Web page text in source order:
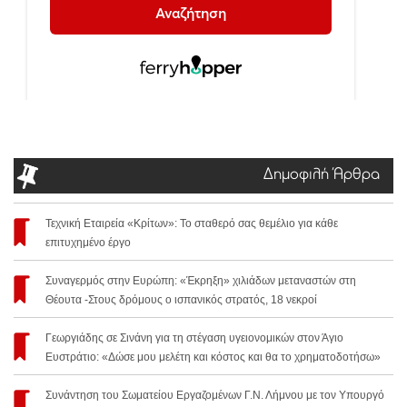
Δημοφιλή Άρθρα
Τεχνική Εταιρεία «Κρίτων»: Το σταθερό σας θεμέλιο για κάθε
επιτυχημένο έργο
Συναγερμός στην Ευρώπη: «Έκρηξη» χιλιάδων μεταναστών στη
Θέουτα -Στους δρόμους ο ισπανικός στρατός, 18 νεκροί
Γεωργιάδης σε Σινάνη για τη στέγαση υγειονομικών στον Άγιο
Ευστράτιο: «Δώσε μου μελέτη και κόστος και θα το χρηματοδοτήσω»
Συνάντηση του Σωματείου Εργαζομένων Γ.Ν. Λήμνου με τον Υπουργό